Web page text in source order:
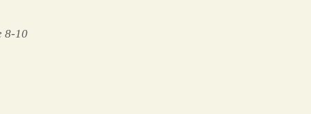
8-10